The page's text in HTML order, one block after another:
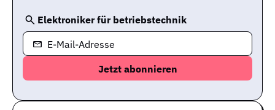
Elektroniker für betriebstechnik
E-Mail-Adresse